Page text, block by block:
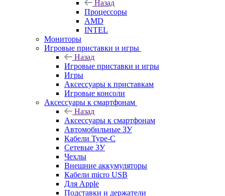
Назад
Процессоры
AMD
INTEL
Мониторы
Игровые приставки и игры
Назад
Игровые приставки и игры
Игры
Аксессуары к приставкам
Игровые консоли
Аксессуары к смартфонам
Назад
Аксессуары к смартфонам
Автомобильные ЗУ
Кабели Type-C
Сетевые ЗУ
Чехлы
Внешние аккумуляторы
Кабели micro USB
Для Apple
Подставки и держатели